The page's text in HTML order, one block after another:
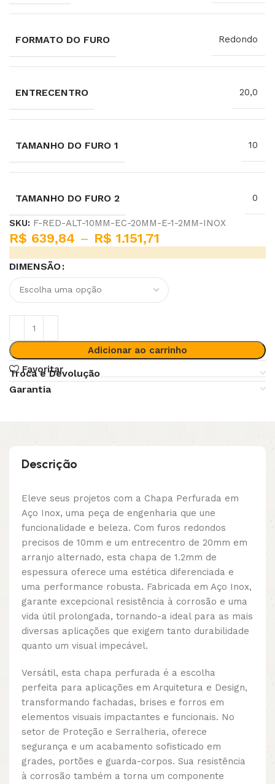
FORMATO DO FURO Redondo
ENTRECENTRO 20,0
TAMANHO DO FURO 1 10
TAMANHO DO FURO 2 0
SKU: F-RED-ALT-10MM-EC-20MM-E-1-2MM-INOX
R$ 639,84 – R$ 1.151,71
DIMENSÃO
Adicionar ao carrinho
Favoritar
Troca e Devolução
Garantia
Descrição
Eleve seus projetos com a Chapa Perfurada em
Aço Inox, uma peça de engenharia que une
funcionalidade e beleza. Com furos redondos
precisos de 10mm e um entrecentro de 20mm em
arranjo alternado, esta chapa de 1.2mm de
espessura oferece uma estética diferenciada e
uma performance robusta. Fabricada em Aço Inox,
garante excepcional resistência à corrosão e uma
vida útil prolongada, tornando-a ideal para as mais
diversas aplicações que exigem tanto durabilidade
quanto um visual impecável.
Versátil, esta chapa perfurada é a escolha
perfeita para aplicações em Arquitetura e Design,
transformando fachadas, brises e forros em
elementos visuais impactantes e funcionais. No
setor de Proteção e Serralheria, oferece
segurança e um acabamento sofisticado em
grades, portões e guarda-corpos. Sua resistência
à corrosão também a torna um componente